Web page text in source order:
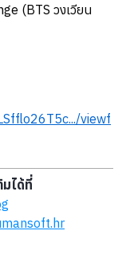
(BTS วงเวียน
viewf
มได้ที่